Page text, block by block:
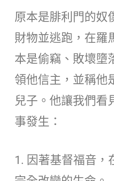
原本是腓利門的奴
財物並逃跑，在羅
本是偷竊、敗壞墮
領他信主，並稱他
兒子。他讓我們看
事發生：
1. 因著基督福音，